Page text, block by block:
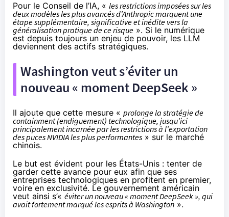
Pour le Conseil de l’IA, « les restrictions imposées sur les
deux modèles les plus avancés d’Anthropic marquent une
étape supplémentaire, significative et inédite vers la
généralisation pratique de ce risque ». Si le numérique
est depuis toujours un enjeu de pouvoir, les LLM
deviennent des actifs stratégiques.
Washington veut s’éviter un
nouveau « moment DeepSeek »
Il ajoute que cette mesure « prolonge la stratégie de
containment (endiguement) technologique, jusqu’ici
principalement incarnée par les restrictions à l’exportation
des puces NVIDIA les plus performantes » sur le marché
chinois.
Le but est évident pour les États-Unis : tenter de
garder cette avance pour eux afin que ses
entreprises technologiques en profitent en premier,
voire en exclusivité. Le gouvernement américain
veut ainsi s’« éviter un nouveau « moment DeepSeek », qui
avait fortement marqué les esprits à Washington ».